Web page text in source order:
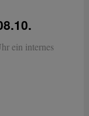
ein internes